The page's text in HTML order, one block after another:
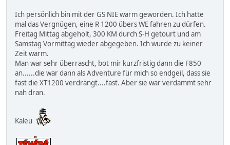
Ich persönlich bin mit der GS NIE warm geworden. Ich hatte
mal das Vergnügen, eine R 1200 übers WE fahren zu dürfen.
Freitag Mittag abgeholt, 300 KM durch S-H getourt und am
Samstag Vormittag wieder abgegeben. Ich wurde zu keiner
Zeit warm.
Man war sehr überrascht, bot mir kurzfristig dann die F850
an......die war dann als Adventure für mich so endgeil, dass sie
fast die XT1200 verdrängt....fast. Aber sie war verdammt sehr
nah dran.
Kaleu